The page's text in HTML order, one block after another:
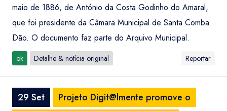
maio de 1886, de António da Costa Godinho do Amaral,
que foi presidente da Câmara Municipal de Santa Comba
Dão. O documento faz parte do Arquivo Municipal.
ok Detalhe & notícia original Reportar
29 Set
Projeto Digit@lmente promove o